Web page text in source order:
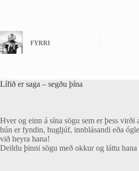
FYRRI
Lífið er saga – segðu þína
Hver og einn á sína sögu sem er þess virði
hún er fyndin, hugljúf, innblásandi eða
við heyra hana!
Deildu þinni sögu með okkur og láttu hana